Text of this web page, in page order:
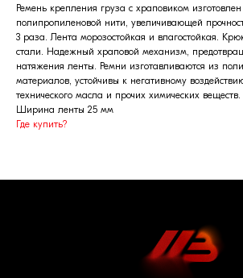
Ремень крепления груза с храповиком
полипропиленовой нити, увеличивающей
3 раза. Лента морозостойкая и влагостойкая.
стали. Надежный храповой механизм,
натяжения ленты. Ремни изготавливаются из
материалов, устойчивы к негативному
технического масла и прочих химических веществ.
Ширина ленты 25 мм
Где купить?